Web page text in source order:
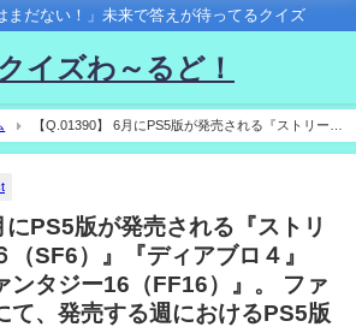
まだない！」未来で答えが待ってるクイズ
イズわ～るど！
【Q.01390】 6月にPS5版が発売される『ストリート
アブロ４』『ファイナルファンタジー16（FF16）』。
にPS5版が発売される『ストリ
（SF6）』『ディアブロ４』
ンタジー16（FF16）』。 ファ
て、発売する週におけるPS5版